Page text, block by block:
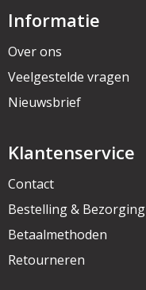
Informatie
Over ons
Veelgestelde vragen
Nieuwsbrief
Klantenservice
Contact
Bestelling & Bezorging
Betaalmethoden
Retourneren